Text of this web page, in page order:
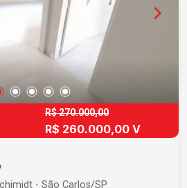
R$ 270.000,00
R$ 260.000,00 V
- São Carlos/SP